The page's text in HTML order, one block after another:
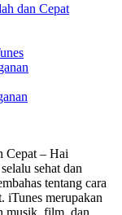
dan Cepat
Cepat – Hai
sehat dan
tentang cara
iTunes merupakan
musik, film, dan